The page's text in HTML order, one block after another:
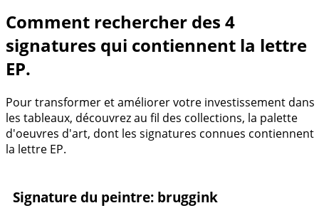
Comment rechercher des 4
signatures qui contiennent la lettre
EP.
Pour transformer et améliorer votre investissement dans
les tableaux, découvrez au fil des collections, la palette
d'oeuvres d'art, dont les signatures connues contiennent
la lettre EP.
Signature du peintre: bruggink